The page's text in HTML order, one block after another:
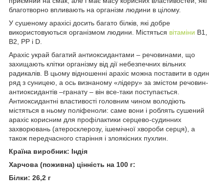
благотворно впливають на організм людини в цілому.
У сушеному арахісі досить багато білків, які добре
використовуються організмом людини. Містяться вітаміни В1,
В2, РР і D.
Арахіс украй багатий антиоксидантами – речовинами, що
захищають клітки організму від дії небезпечних вільних
радикалів. В цьому відношенні арахіс можна поставити в один
ряд з суницею, а ось визнаному «лідеру» за змістом речовин-
антиоксидантів –гранату – він все-таки поступається.
Антиоксидантні властивості головним чином володіють
містяться в ньому поліфеноли: саме вони і роблять сушений
арахіс корисним для профілактики серцево-судинних
захворювань (атеросклерозу, ішемічної хвороби серця), а
також передчасного старіння і злоякісних пухлин.
Країна виробник: Індія
Харчова (поживна) цінність на 100 г:
Білки: 26,2 г